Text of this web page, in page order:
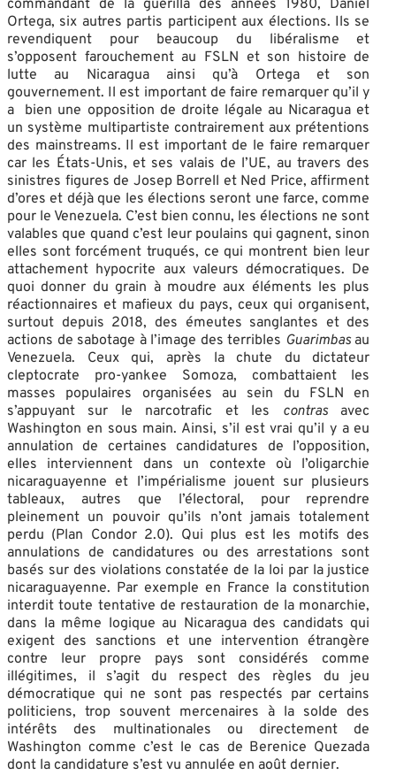
commandant de la guérilla des années 1980, Daniel
Ortega, six autres partis participent aux élections. Ils se
revendiquent pour beaucoup du libéralisme et
s’opposent farouchement au FSLN et son histoire de
lutte au Nicaragua ainsi qu’à Ortega et son
gouvernement. Il est important de faire remarquer qu’il y
a bien une opposition de droite légale au Nicaragua et
un système multipartiste contrairement aux prétentions
des mainstreams. Il est important de le faire remarquer
car les États-Unis, et ses valais de l’UE, au travers des
sinistres figures de Josep Borrell et Ned Price, affirment
d’ores et déjà que les élections seront une farce, comme
pour le Venezuela. C’est bien connu, les élections ne sont
valables que quand c’est leur poulains qui gagnent, sinon
elles sont forcément truqués, ce qui montrent bien leur
attachement hypocrite aux valeurs démocratiques. De
quoi donner du grain à moudre aux éléments les plus
réactionnaires et mafieux du pays, ceux qui organisent,
surtout depuis 2018, des émeutes sanglantes et des
actions de sabotage à l’image des terribles Guarimbasau
Venezuela. Ceux qui, après la chute du dictateur
cleptocrate pro-yankee Somoza, combattaient les
masses populaires organisées au sein du FSLN en
s’appuyant sur le narcotrafic et les contrasavec
Washington en sous main. Ainsi, s’il est vrai qu’il y a eu
annulation de certaines candidatures de l’opposition,
elles interviennent dans un contexte où l’oligarchie
nicaraguayenne et l’impérialisme jouent sur plusieurs
tableaux, autres que l’électoral, pour reprendre
pleinement un pouvoir qu’ils n’ont jamais totalement
perdu (Plan Condor 2.0). Qui plus est les motifs des
annulations de candidatures ou des arrestations sont
basés sur des violations constatée de la loi par la justice
nicaraguayenne. Par exemple en France la constitution
interdit toute tentative de restauration de la monarchie,
dans la même logique au Nicaragua des candidats qui
exigent des sanctions et une intervention étrangère
contre leur propre pays sont considérés comme
illégitimes, il s’agit du respect des règles du jeu
démocratique qui ne sont pas respectés par certains
politiciens, trop souvent mercenaires à la solde des
intérêts des multinationales ou directement de
Washington comme c’est le cas de Berenice Quezada
dont la candidature s’est vu annulée en août dernier.